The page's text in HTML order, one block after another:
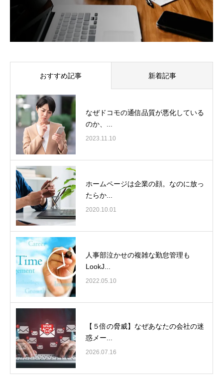
おすすめ記事 新着記事
なぜドコモの通信品質が悪化している
のか、...
2023.11.10
ホームページは企業の顔。なのに放っ
たらか...
2020.10.01
人事部泣かせの複雑な勤怠管理も
LookJ...
2022.05.10
【５倍の脅威】なぜあなたの会社の迷
惑メー...
2026.07.16